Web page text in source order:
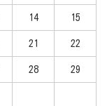
14 15
21 22
28 29